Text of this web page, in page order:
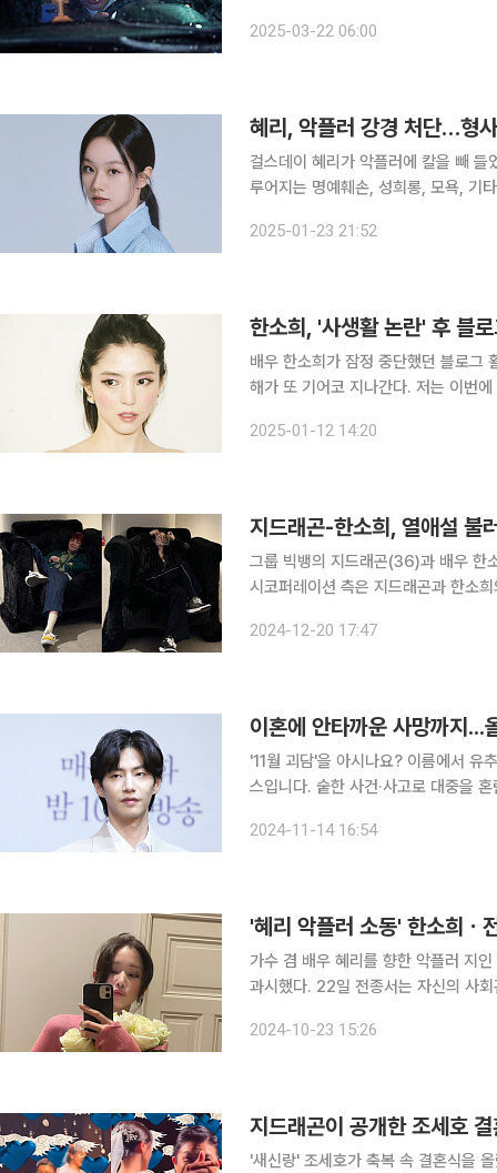
했다. 계시록은 실종 사건의 범인을
2025-03-22 06:00
혜리, 악플러 강경 처단…형
걸스데이 혜리가 악플러에 칼을 빼 들었다. 23일 혜리의 소속사 써브라임은 “당사는 온
루어지는 명예훼손, 성희롱, 모욕, 기
고 수집한 자료를 바탕으로 수십 명에
2025-01-23 21:52
한소희, '사생활 논란' 후 블
배우 한소희가 잠정 중단했던 블로그 활동을 재개했다. 12일 한소희
해가 또 기어코 지나간다. 저는 이번
희는 “우리가 살고있는 이 시대의 목
2025-01-12 14:20
지드래곤-한소희, 열애설 불
그룹 빅뱅의 지드래곤(36)과 배우 한소희(31)가 열애
시코퍼레이션 측은 지드래곤과 한소
2024-12-20 17:47
이혼에 안타까운 사망까지
'11월 괴담'을 아시나요? 이름에서 유추할 수 있듯, 11월 괴담은 매년 11월마다 돌아오는 일종의 징크
스입니다. 숱한 사건·사고로 대중을
꼬부부의 이혼 소송, 톱스타의 사생활
2024-11-14 16:54
'혜리 악플러 소동' 한소희ㆍ
가수 겸 배우 혜리를 향한 악플러 지
과시했다. 22일 전종서는 자신의 사회관계망서비스(SNS) 인스타그램에 자신이 찍은 화보를 여러
전종서의 SNS 19명 팔로잉 목록 중
2024-10-23 15:26
지드래곤이 공개한 조세호
'새신랑' 조세호가 축복 속 결혼식을 올렸다. 조세호는 20일 서울 신라호텔에서 9세